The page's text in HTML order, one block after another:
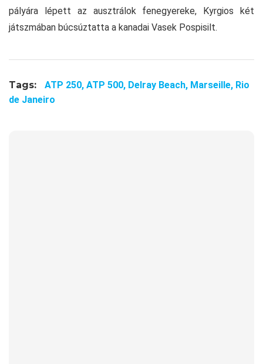
pályára lépett az ausztrálok fenegyereke, Kyrgios két
játszmában búcsúztatta a kanadai Vasek Pospisilt.
Tags: ATP 250, ATP 500, Delray Beach, Marseille, Rio
de Janeiro